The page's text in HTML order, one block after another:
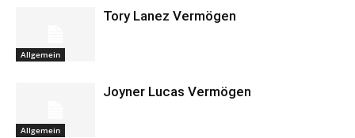
Allgemein
Tory Lanez Vermögen
Allgemein
Joyner Lucas Vermögen